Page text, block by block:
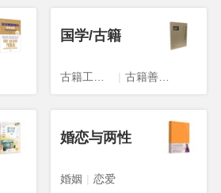
国学/古籍
古籍工具书 | 古籍善本影印本
婚恋与两性
婚姻 | 恋爱